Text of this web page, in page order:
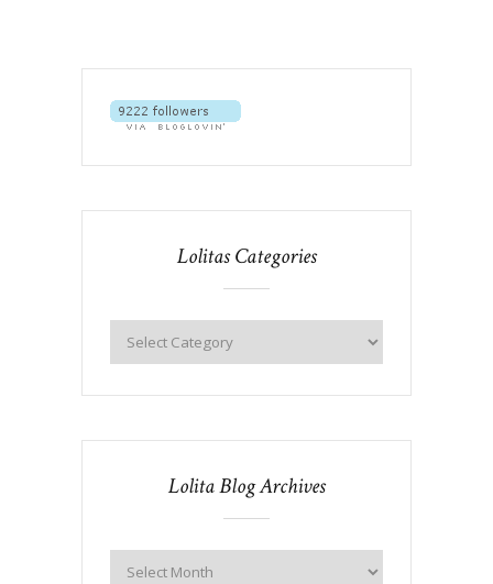
Lolitas Categories
Lolita Blog Archives